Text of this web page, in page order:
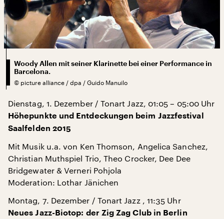
Woody Allen mit seiner Klarinette bei einer Performance in
Barcelona.
© picture alliance / dpa / Guido Manuilo
Dienstag, 1. Dezember / Tonart Jazz, 01:05 – 05:00 Uhr
Höhepunkte und Entdeckungen beim Jazzfestival
Saalfelden 2015
Mit Musik u.a. von Ken Thomson, Angelica Sanchez,
Christian Muthspiel Trio, Theo Crocker, Dee Dee
Bridgewater & Verneri Pohjola
Moderation: Lothar Jänichen
Montag, 7. Dezember / Tonart Jazz , 11:35 Uhr
Neues Jazz-Biotop: der Zig Zag Club in Berlin